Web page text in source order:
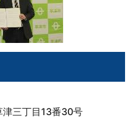
三丁目13番30号